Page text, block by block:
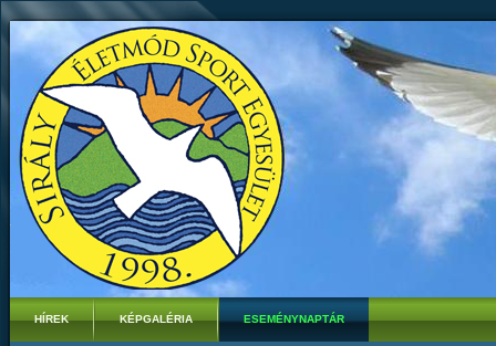
HÍREK KÉPGALÉRIA ESEMÉNYNAPTÁR